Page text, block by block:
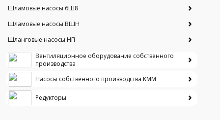
Шламовые насосы 6Ш8
Шламовые насосы ВШН
Шланговые насосы НП
Вентиляционное оборудование собственного
производства
Насосы собственного производства KMM
Редукторы